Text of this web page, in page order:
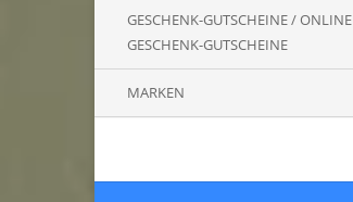
GESCHENK-GUTSCHEINE / ONLINE
GESCHENK-GUTSCHEINE
MARKEN